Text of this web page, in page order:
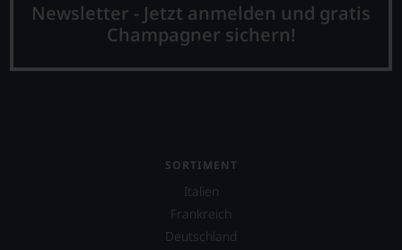
Newsletter - Jetzt anmelden und gratis
Champagner sichern!
SORTIMENT
Italien
Frankreich
Deutschland